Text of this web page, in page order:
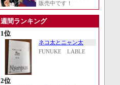
販売中です！
週間ランキング
1位
ネコ太とニャン太
FUNUKE LABLE
2位